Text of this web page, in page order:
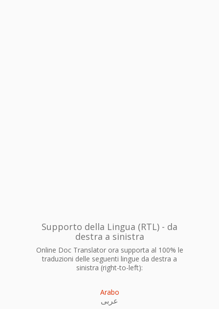
Supporto della Lingua (RTL) - da
destra a sinistra
Online Doc Translator ora supporta al 100% le
traduzioni delle seguenti lingue da destra a
sinistra (right-to-left):
Arabo
عربى